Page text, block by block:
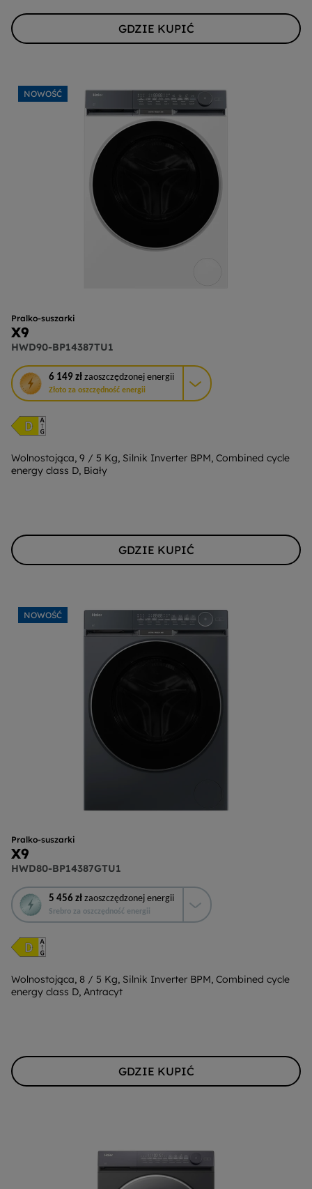
GDZIE KUPIĆ
NOWOŚĆ
Pralko-suszarki
X9
HWD90-BP14387TU1
6 149 zł zaoszczędzonej energii
Złoto za oszczędność energii
To
działanie
otworzy
narzędzie
do
energii
Youreko.
Wolnostojąca, 9 / 5 Kg, Silnik Inverter BPM, Combined cycle
energy class D, Biały
GDZIE KUPIĆ
NOWOŚĆ
Pralko-suszarki
X9
HWD80-BP14387GTU1
5 456 zł zaoszczędzonej energii
Srebro za oszczędność energii
To
działanie
otworzy
narzędzie
do
energii
Youreko.
Wolnostojąca, 8 / 5 Kg, Silnik Inverter BPM, Combined cycle
energy class D, Antracyt
GDZIE KUPIĆ